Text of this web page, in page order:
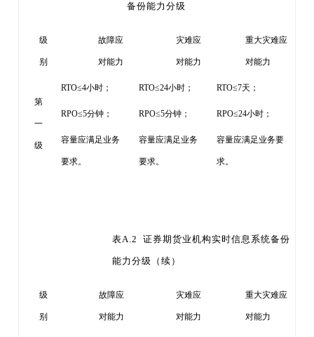
备份能力分级
级
别
故障应
对能力
灾难应
对能力
重大灾难应
对能力
第
一
级
RTO≤4小时；
RPO≤5分钟；
容量应满足业务
要求。
RTO≤24小时；
RPO≤5分钟；
容量应满足业务
要求。
RTO≤7天；
RPO≤24小时；
容量应满足业务要
求。
表A.2 证券期货业机构实时信息系统备份
能力分级 （续）
级
别
故障应
对能力
灾难应
对能力
重大灾难应
对能力